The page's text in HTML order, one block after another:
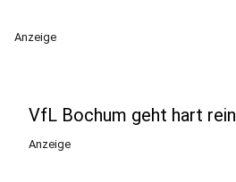
Anzeige
VfL Bochum geht hart rein
Anzeige